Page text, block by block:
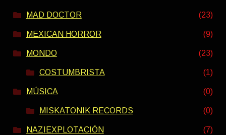
MAD DOCTOR (23)
MEXICAN HORROR (9)
MONDO (23)
COSTUMBRISTA (1)
MÚSICA (0)
MISKATONIK RECORDS (0)
NAZIEXPLOTACIÓN (7)